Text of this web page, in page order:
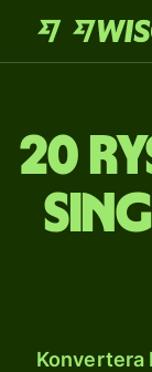
20
Konvertera